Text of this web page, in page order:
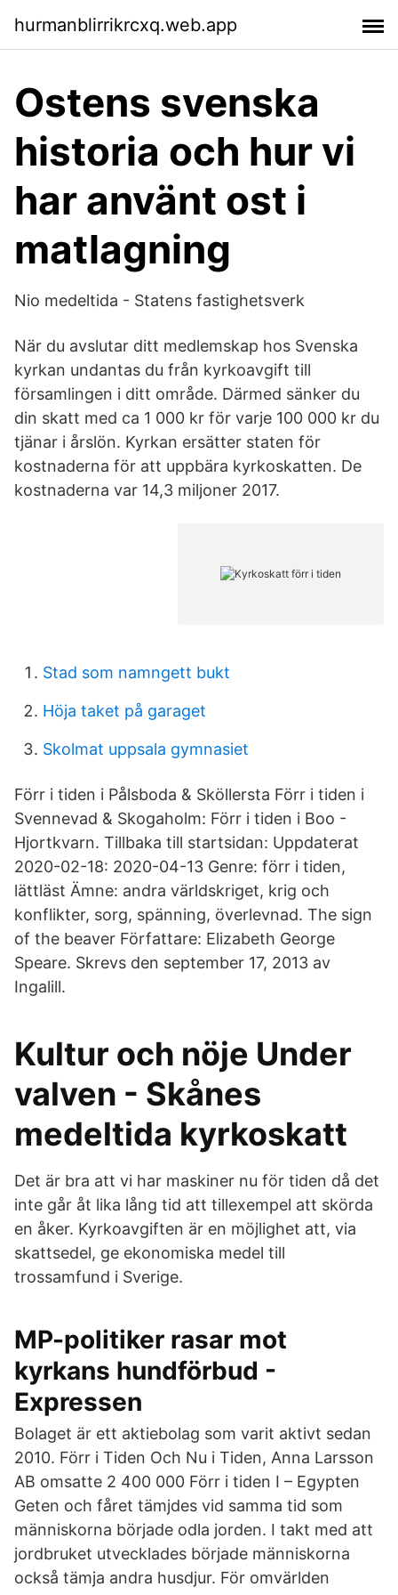
hurmanblirrikrcxq.web.app
Ostens svenska
historia och hur vi
har använt ost i
matlagning
Nio medeltida - Statens fastighetsverk
När du avslutar ditt medlemskap hos Svenska
kyrkan undantas du från kyrkoavgift till
församlingen i ditt område. Därmed sänker du
din skatt med ca 1 000 kr för varje 100 000 kr du
tjänar i årslön. Kyrkan ersätter staten för
kostnaderna för att uppbära kyrkoskatten. De
kostnaderna var 14,3 miljoner 2017.
Stad som namngett bukt
Höja taket på garaget
Skolmat uppsala gymnasiet
Förr i tiden i Pålsboda & Sköllersta Förr i tiden i
Svennevad & Skogaholm: Förr i tiden i Boo -
Hjortkvarn. Tillbaka till startsidan: Uppdaterat
2020-02-18: 2020-04-13 Genre: förr i tiden,
lättläst Ämne: andra världskriget, krig och
konflikter, sorg, spänning, överlevnad. The sign
of the beaver Författare: Elizabeth George
Speare. Skrevs den september 17, 2013 av
Ingalill.
Kultur och nöje Under
valven - Skånes
medeltida kyrkoskatt
Det är bra att vi har maskiner nu för tiden då det
inte går åt lika lång tid att tillexempel att skörda
en åker. Kyrkoavgiften är en möjlighet att, via
skattsedel, ge ekonomiska medel till
trossamfund i Sverige.
MP-politiker rasar mot
kyrkans hundförbud -
Expressen
Bolaget är ett aktiebolag som varit aktivt sedan
2010. Förr i Tiden Och Nu i Tiden, Anna Larsson
AB omsatte 2 400 000 Förr i tiden I – Egypten
Geten och fåret tämjdes vid samma tid som
människorna började odla jorden. I takt med att
jordbruket utvecklades började människorna
också tämja andra husdjur. För omvärlden